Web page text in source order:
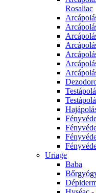
Rosaliac
Uriage
Baba